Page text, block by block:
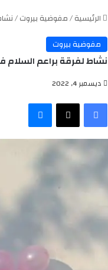
الرئيسية/مفوضية بيروت/
مفوضية بيروت
نشاط لفرقة براعم السلام
ديسمبر 4, 2022
فيسبوك
‫X ماسنجر